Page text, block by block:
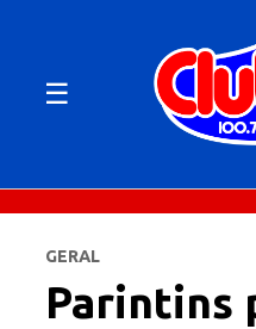
☰
GERAL
Parintins